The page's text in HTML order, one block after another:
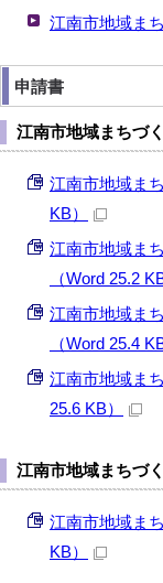
江南市地域ま
申請書
江南市地域まちづ
江南市地域ま
KB）
江南市地域ま
（Word 25.2 KB
江南市地域ま
（Word 25.4 KB
江南市地域ま
25.6 KB）
江南市地域まちづ
江南市地域ま
KB）